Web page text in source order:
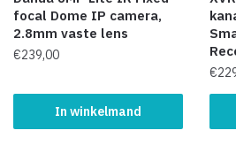
focal Dome IP camera,
2.8mm vaste lens
€239,00
In winkelmand
€